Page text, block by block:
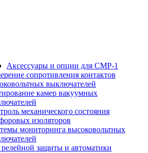
Аксессуары и опции для СМР-1
сопротивления контактов
выключателей
камер вакуумных
механического состояния
изоляторов
мониторинга высоковольтных
защиты и автоматики